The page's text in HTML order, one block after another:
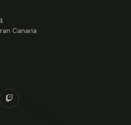
Canaria
Twitch